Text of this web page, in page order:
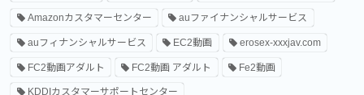
Amazonカスタマーセンター auファイナンシャルサービス
auフィナンシャルサービス EC2動画 erosex-xxxjav.com
FC2動画アダルト FC2動画 アダルト Fe2動画
KDDIカスタマーサポートセンター